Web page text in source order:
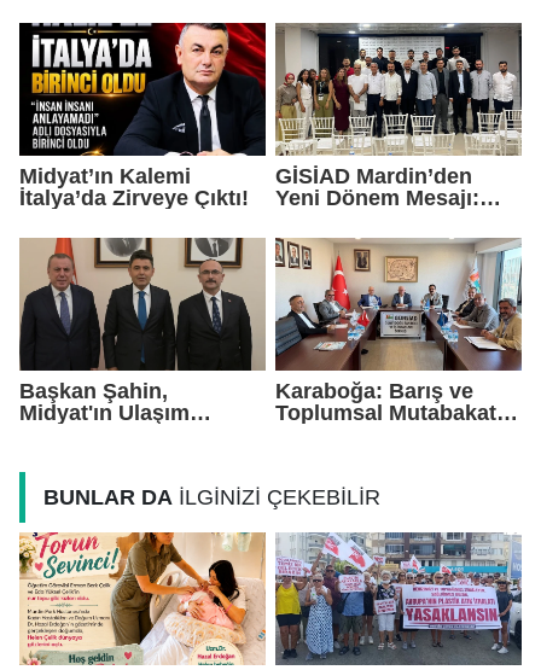
Midyat’ın Kalemi
İtalya’da Zirveye Çıktı!
GİSİAD Mardin’den
Yeni Dönem Mesajı:
Daha Çok Üretim
Başkan Şahin,
Midyat'ın Ulaşım
Karaboğa: Barış ve
Toplumsal Mutabakat
BUNLAR DA İLGİNİZİ ÇEKEBİLİR